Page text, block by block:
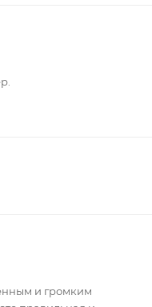
и громким